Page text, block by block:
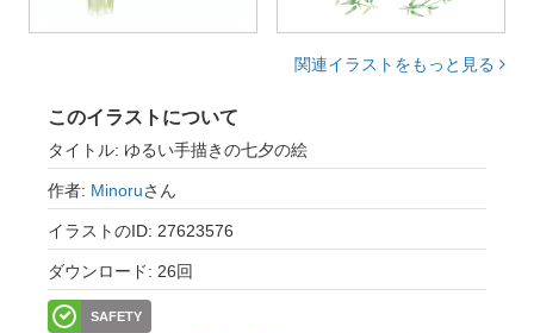
関連イラストをもっと見る
このイラストについて
タイトル: ゆるい手描きの七夕の絵
作者: Minoruさん
イラストのID: 27623576
ダウンロード: 26回
SAFETY